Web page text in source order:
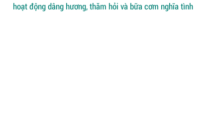
hoạt động dâng hương, thăm hỏi và bữa cơm nghĩa tình